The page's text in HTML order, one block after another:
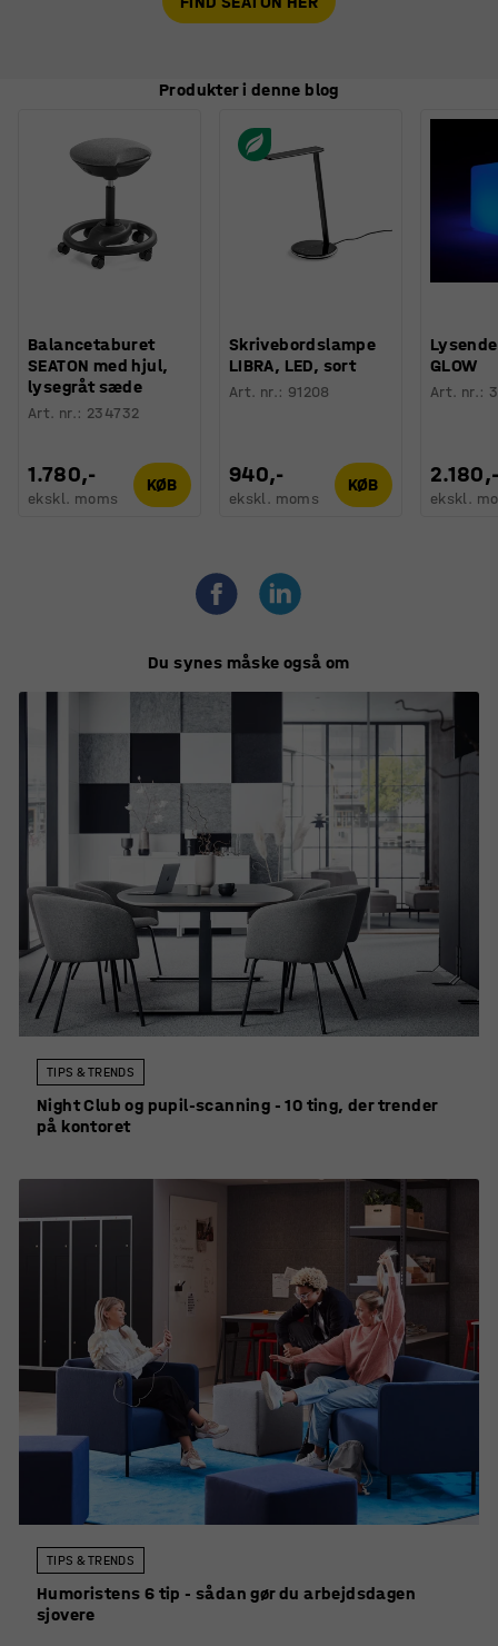
Produkter i denne blog
Balancetaburet
SEATON med hjul,
lysegråt sæde
Art. nr.: 234732
1.780,-
ekskl. moms
KØB
Skrivebordslampe
LIBRA, LED, sort
Art. nr.: 91208
940,-
ekskl. moms
KØB
GLOW
Art. nr.:
ekskl.
Du synes måske også om
TIPS & TRENDS
Night Club og pupil-scanning - 10 ting, der trender
på kontoret
TIPS & TRENDS
Humoristens 6 tip - sådan gør du arbejdsdagen
sjovere